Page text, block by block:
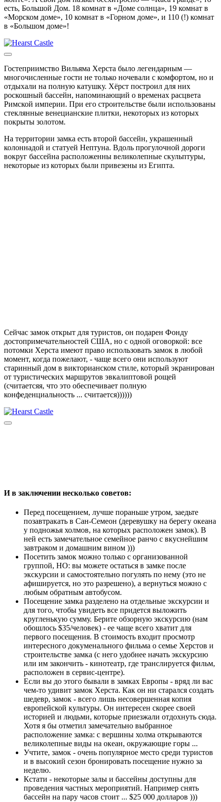
есть, Большой Дом. 18 комнат в «Доме солнца», 19 комнат в
«Морском доме», 10 комнат в «Горном доме», и 110 (!) комнат
в «Большом доме»!
Гостеприимство Вильяма Херста было легендарным —
многочисленные гости не только ночевали с комфортом, но и
отдыхали на полную катушку. Хёрст построил для них
роскошный бассейн, напоминающий о временах расцвета
Римской империи. При его строительстве были использованы
стеклянные венецианские плитки, некоторых из которых
покрыты золотом.
На территории замка есть второй бассейн, украшенный
колоннадой и статуей Нептуна. Вдоль прогулочной дороги
вокруг бассейна расположенны великолепные скульптуры,
некоторые из которых были привезены из Египта.
Сейчас замок открыт для туристов, он подарен Фонду
достопримечательностей США, но с одной оговоркой: все
потомки Херста имеют право использовать замок в любой
момент, когда пожелают, - чаще всего они используют
старинный дом в викторианском стиле, который экранирован
от туристических маршрутов эвкалиптовой рощей
(считаетсяя, что это обеспечивает полную
конфеденциальность ... считается))))))
И в заключении несколько советов:
Перед посещением, лучше пораньше утром, заедьте
позавтракать в Сан-Семеон (деревушку на берегу океана
у подножья холмов, на которых расположен замок). В
ней есть замечательное семейное ранчо с вкуснейшим
завтраком и домашним вином )))
Посетить замок можно только с организованной
группой, НО: вы можете остаться в замке после
экскурсии и самостоятельно погулять по нему (это не
афишируется, но это разрешено), а вернуться можно с
любым обратным автобусом.
Посещение замка разделено на отдельные экскурсии и
для того, чтобы увидеть все придется выложить
кругленькую сумму. Берите обзорную экскурсию (нам
обошлось $35/человек) - ее чаще всего хватит для
первого посещения. В стоимость входит просмотр
интересного докуменального фильма о семье Херстов и
строительстве замка (с него удобнее начать экскурсию
или им закончить - кинотеатр, где транслируется фильм,
расположен в сервис-центре).
Если вы до этого бывали в замках Европы - вряд ли вас
чем-то удивит замок Херста. Как он ни старался создать
шедевр, замок - всего лишь несовершенная копия
европейской культуры. Он интересен скорее своей
историей и людьми, которые приезжали отдохнуть сюда.
Хотя я бы отметил замечательно выбранное
расположение замка: с вершины холма открываются
великолепные виды на океан, окружающие горы ...
Учтите, замок - очень популярное место среди туристов
и в высокий сезон бронировать посещение нужно за
неделю.
Кстати - некоторые залы и бассейны доступны для
проведения частных мероприятий. Например снять
бассейн на пару часов стоит ... $25 000 долларов )))